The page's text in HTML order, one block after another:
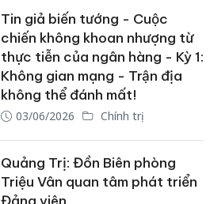
Tin giả biến tướng - Cuộc
chiến không khoan nhượng từ
thực tiễn của ngân hàng - Kỳ 1:
Không gian mạng - Trận địa
không thể đánh mất!
03/06/2026 Chính trị
Quảng Trị: Đồn Biên phòng
Triệu Vân quan tâm phát triển